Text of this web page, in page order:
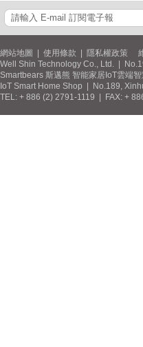
網站地圖 使用條款 隱私權政策 維
Well Shin Technology Co., Ltd. |
Smartbears 斯邁熊 智能家居IoT雲端
IoT Smart Home Shop | No.189,
TEL: + 886 (2) 2791-1119 | FAX: +